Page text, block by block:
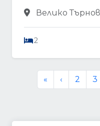
Велико
2
« ‹ 2 3